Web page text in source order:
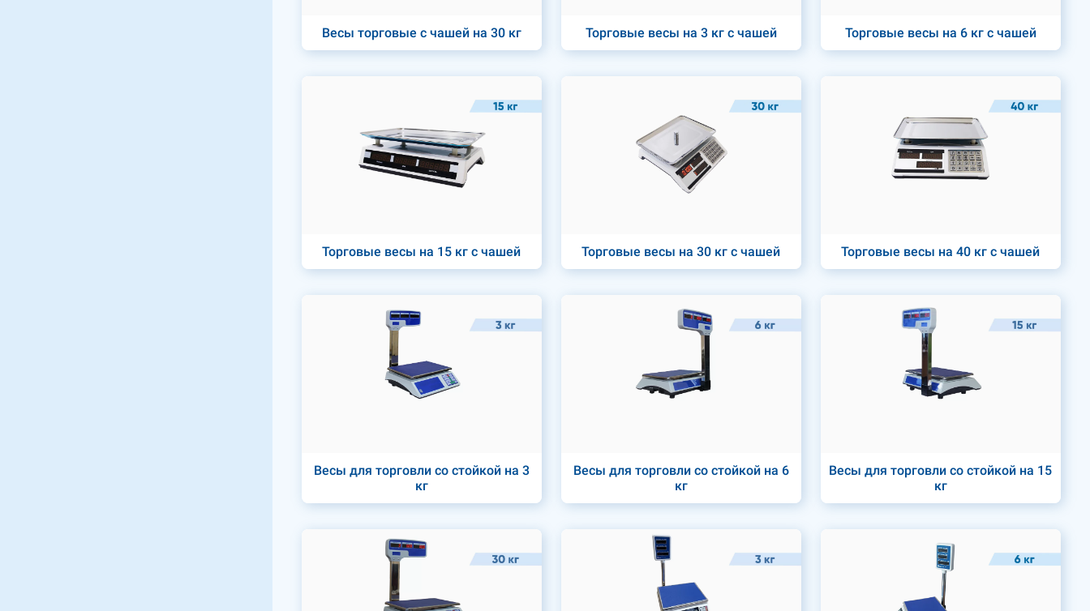
Весы торговые с чашей на 30 кг Торговые весы на 3 кг с чашей Торговые весы на 6 кг с чашей
Торговые весы на 15 кг с чашей Торговые весы на 30 кг с чашей Торговые весы на 40 кг с чашей
Весы для торговли со стойкой на 3
кг
Весы для торговли со стойкой на 6
кг
Весы для торговли со стойкой на 15
кг